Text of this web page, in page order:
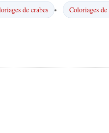
de crabes
Coloriages